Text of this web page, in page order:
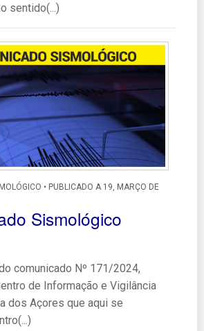
sentido(...)
• PUBLICADO A 19, MARÇO DE
Sismológico
comunicado Nº 171/2024,
de Informação e Vigilância
dos Açores que aqui se